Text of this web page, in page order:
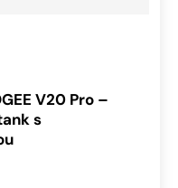
V20 Pro –
s